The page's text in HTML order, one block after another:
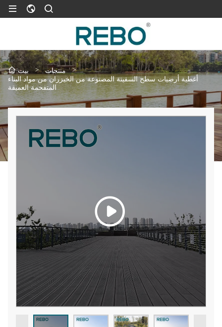
بيت > منتجات
>
أغطية أرضيات سطح السفينة المصنوعة من الخيزران من مواد البناء
المتفحمة العميقة